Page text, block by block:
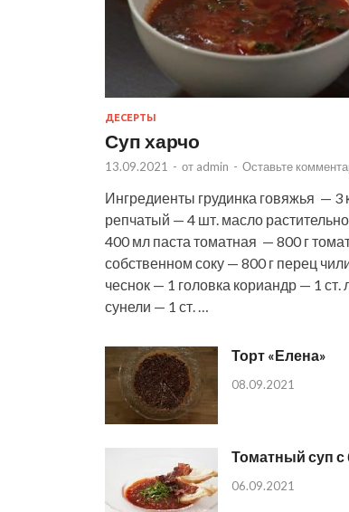
ДЕСЕРТЫ
Суп харчо
13.09.2021 - от admin - Оставьте
Ингредиенты грудинка говяжья — 3
репчатый — 4 шт. масло
400 мл паста томатная — 800 г
собственном соку — 800 г перец
чеснок — 1 головка кориандр — 1 ст.
сунели — 1 ст. …
Торт «Елена»
08.09.2021
Томатный суп с
06.09.2021